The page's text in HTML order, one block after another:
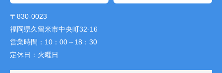
〒830-0023
福岡県久留米市中央町32-16
営業時間： 10：00～18：30
定休日： 火曜日